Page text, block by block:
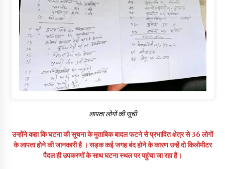
लापता लोगों की सूची
उन्होंने कहा कि घटना की सूचना के मुताबिक बादल फटने से प्रभावित क्षेत्र से 36 लोगों
के लापता होने की जानकारी है । सड़क कई जगह बंद होने के कारण उन्हें दो किलोमीटर
पैदल ही उपकरणों के साथ घटना स्थल पर पहुंचा जा रहा है।